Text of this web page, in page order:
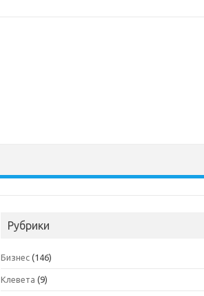
Рубрики
Бизнес (146)
Клевета (9)